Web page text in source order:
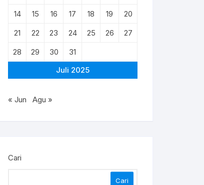
Juli 2025
14
15 16 17 18 19
20
21
22 23 24 25 26
27
28
29 30 31
« Jun Agu »
Cari
Cari